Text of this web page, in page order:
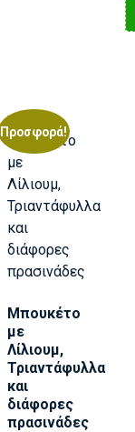
Προσφορά!
Μπουκέτο
με
Λίλιουμ,
Τριαντάφυλλα
και
διάφορες
πρασινάδες